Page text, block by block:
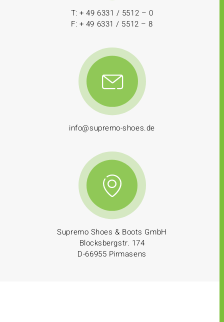
T: + 49 6331 / 5512 – 0
F: + 49 6331 / 5512 – 8
info@supremo-shoes.de
Supremo Shoes & Boots GmbH
Blocksbergstr. 174
D-66955 Pirmasens